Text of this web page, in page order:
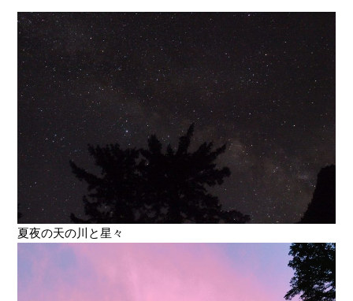
夏夜の天の川と星々